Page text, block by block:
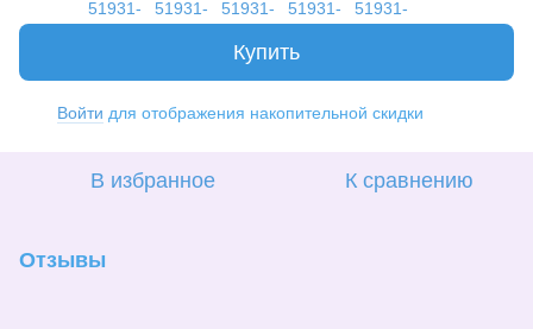
Купить
Войти для отображения накопительной скидки
В избранное К сравнению
Отзывы